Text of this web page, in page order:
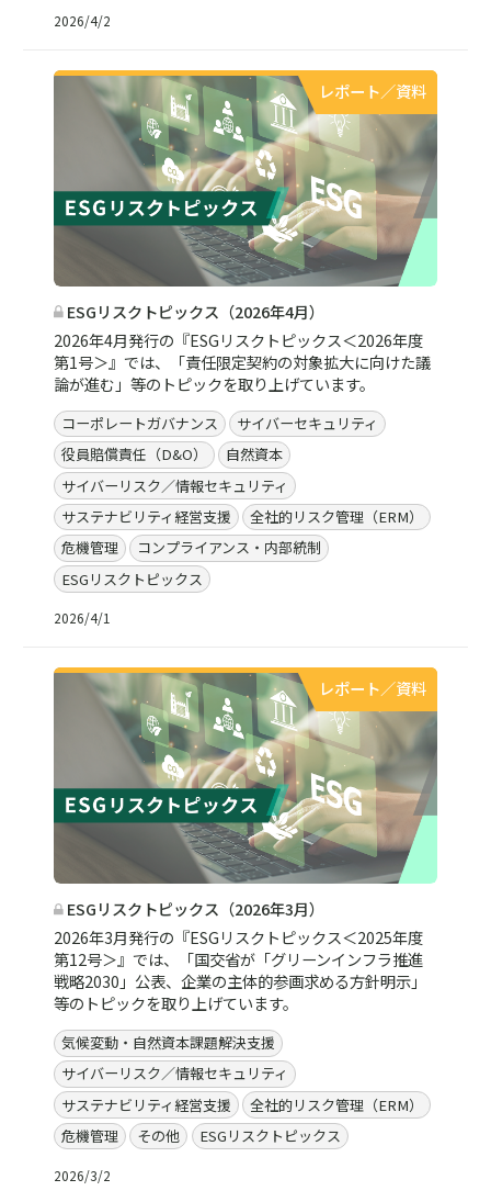
2026/4/2
レポート／資料
ESGリスクトピックス（2026年4月）
2026年4月発行の『ESGリスクトピックス＜2026年度
第1号＞』では、「責任限定契約の対象拡大に向けた議
論が進む」等のトピックを取り上げています。
コーポレートガバナンス
サイバーセキュリティ
役員賠償責任（D&O）
自然資本
サイバーリスク／情報セキュリティ
サステナビリティ経営支援
全社的リスク管理（ERM）
危機管理
コンプライアンス・内部統制
ESGリスクトピックス
2026/4/1
レポート／資料
ESGリスクトピックス（2026年3月）
2026年3月発行の『ESGリスクトピックス＜2025年度
第12号＞』では、「国交省が「グリーンインフラ推進
戦略2030」公表、企業の主体的参画求める方針明示」
等のトピックを取り上げています。
気候変動・自然資本課題解決支援
サイバーリスク／情報セキュリティ
サステナビリティ経営支援
全社的リスク管理（ERM）
危機管理
その他 ESGリスクトピックス
2026/3/2